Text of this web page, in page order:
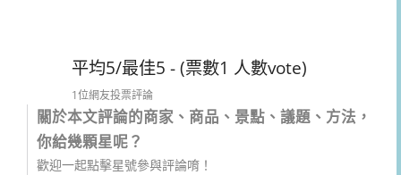
平均5/最佳5 - (票數1 人數vote)
1位網友投票評論
關於本文評論的商家、商品、景點、議題、方法，
你給幾顆星呢？
歡迎一起點擊星號參與評論唷！